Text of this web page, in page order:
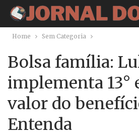
Home Sem Categoria
Bolsa família:
implementa 13°
valor do
Entenda